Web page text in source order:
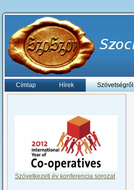
Címlap Hírek Szövetségről
Szövetkezeti év konferencia sorozat